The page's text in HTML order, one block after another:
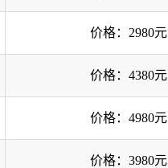
价格：2980元
价格：4380元
价格：4980元
价格：3980元